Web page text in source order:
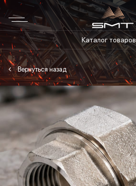
Каталог товаров